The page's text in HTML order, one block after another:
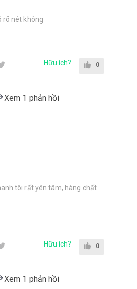
rõ nét không
Hữu ích? 0
Xem 1 phản hồi
tôi rất yên tâm, hàng chất
Hữu ích? 0
Xem 1 phản hồi